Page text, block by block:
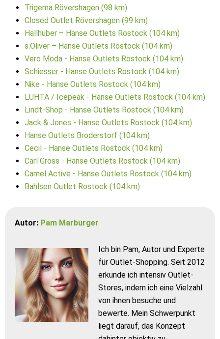
Trigema Rövershagen (98 km)
Closed Outlet Rövershagen (99 km)
Hallhuber – Hanse Outlets Rostock (104 km)
s.Oliver – Hanse Outlets Rostock (104 km)
Vero Moda - Hanse Outlets Rostock (104 km)
Schiesser - Hanse Outlets Rostock (104 km)
Nike - Hanse Outlets Rostock (104 km)
LUHTA / Icepeak - Hanse Outlets Rostock (104 km)
Lindt-Shop - Hanse Outlets Rostock (104 km)
Jack & Jones - Hanse Outlets Rostock (104 km)
Hanse Outlets Broderstorf (104 km)
Cecil - Hanse Outlets Rostock (104 km)
Carl Gross - Hanse Outlets Rostock (104 km)
Camel Active - Hanse Outlets Rostock (104 km)
Bahlsen Outlet Rostock (104 km)
Autor: Pam Marburger
Ich bin Pam, Autor und Experte
für Outlet-Shopping. Seit 2012
erkunde ich intensiv Outlet-
Stores, indem ich eine Vielzahl
von ihnen besuche und
bewerte. Mein Schwerpunkt
liegt darauf, das Konzept